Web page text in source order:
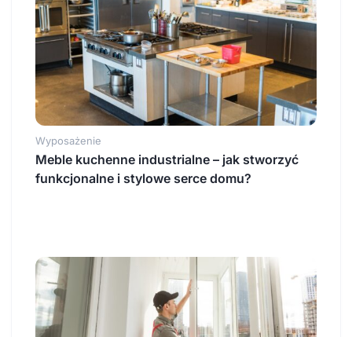
Wyposażenie
Meble kuchenne industrialne – jak stworzyć
funkcjonalne i stylowe serce domu?